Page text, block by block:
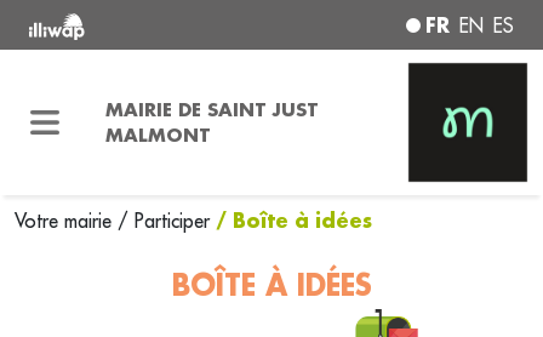
FR EN ES
MAIRIE DE SAINT JUST
MALMONT
Votre mairie / Participer / Boîte à idées
BOÎTE À IDÉES